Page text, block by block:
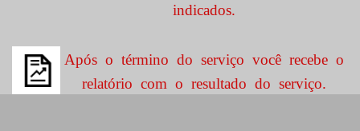
indicados.
Após o término do serviço você recebe o
relatório com o resultado do serviço.